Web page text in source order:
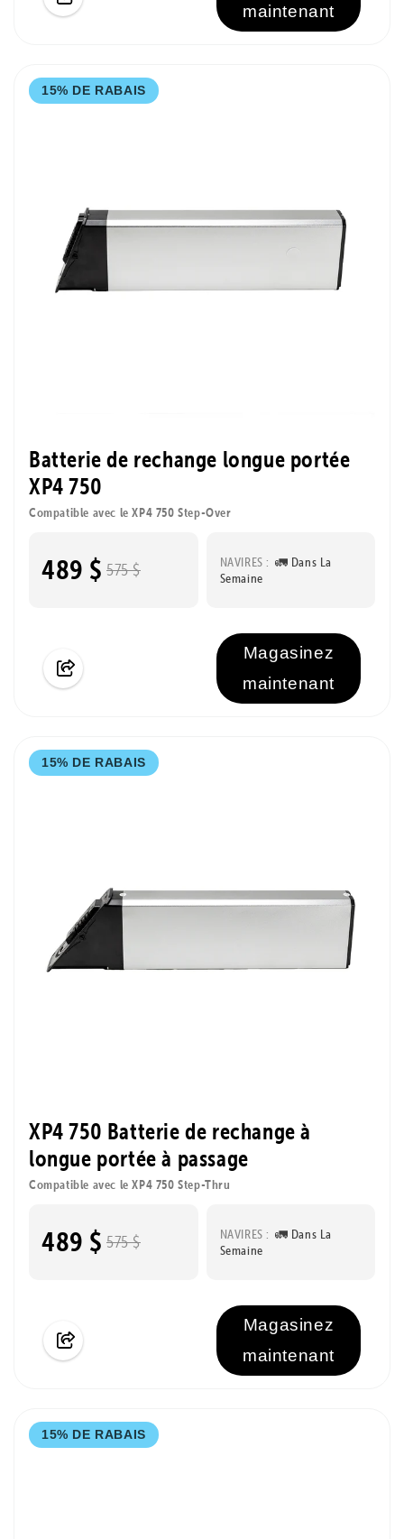
maintenant
15% DE RABAIS
Batterie de rechange longue portée
XP4 750
Compatible avec le XP4 750 Step-Over
489 $ 575 $ NAVIRES : 🚛 Dans La
Semaine
Magasinez
maintenant
15% DE RABAIS
XP4 750 Batterie de rechange à
longue portée à passage
Compatible avec le XP4 750 Step-Thru
489 $ 575 $ NAVIRES : 🚛 Dans La
Semaine
Magasinez
maintenant
15% DE RABAIS